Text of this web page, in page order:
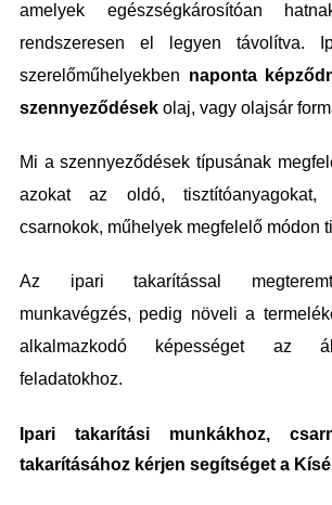
amelyek egészségkárosítóan
rendszeresen el legyen távolítva.
szerelőműhelyekben naponta
szennyeződésekolaj, vagy olajsár
Mi a szennyeződések típusának
azokat az oldó,
csarnokok, műhelyek megfelelő módon
Az ipari takarítással
munkavégzés, pedig növeli a
alkalmazkodó képességet az
feladatokhoz.
Ipari takarítási munkákhoz,
takarításához kérjen segítséget a